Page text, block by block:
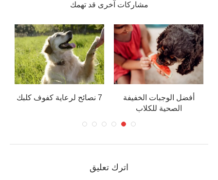
مشاركات آخرى قد تهمك
أفضل الوجبات الخفيفة
الصحية للكلاب
7 نصائح لرعاية كفوف كلبك
اترك تعليق